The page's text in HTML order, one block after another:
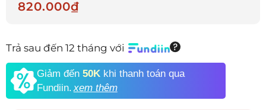
820.000₫
Trả sau đến 12 tháng với
Giảm đến 50K khi thanh toán qua
Fundiin.xem thêm